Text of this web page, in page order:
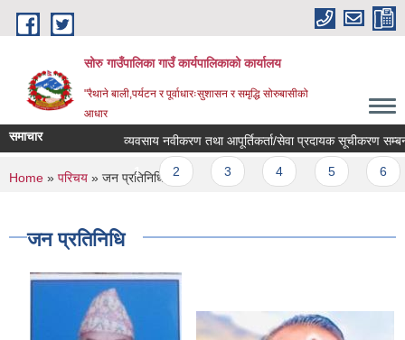
Skip to main content
सोरु गाउँपालिका गाउँ कार्यपालिकाको कार्यालय
"रैथाने बाली,पर्यटन र पूर्वाधारःसुशासन र समृद्धि सोरुबासीको
आधार
समाचार व्यवसाय नवीकरण तथा आपूर्तिकर्ता/सेवा प्रदायक सूचीकरण
Pages
1 2
You are here
Home » परिचय » जन प्रतिनिधि
जन प्रतिनिधि